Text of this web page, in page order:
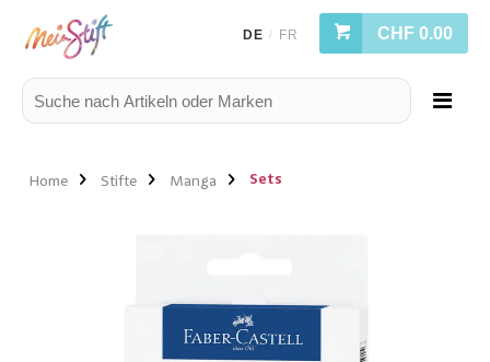
DE / FR CHF 0.00
Home Stifte Manga Sets